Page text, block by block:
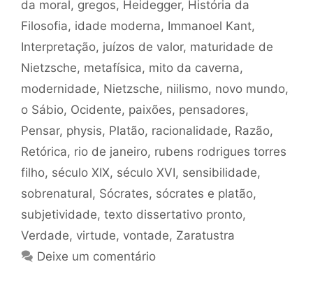
da moral, gregos, Heidegger, História da
Filosofia, idade moderna, Immanoel Kant,
Interpretação, juízos de valor, maturidade de
Nietzsche, metafísica, mito da caverna,
modernidade, Nietzsche, niilismo, novo mundo,
o Sábio, Ocidente, paixões, pensadores,
Pensar, physis, Platão, racionalidade, Razão,
Retórica, rio de janeiro, rubens rodrigues torres
filho, século XIX, século XVI, sensibilidade,
sobrenatural, Sócrates, sócrates e platão,
subjetividade, texto dissertativo pronto,
Verdade, virtude, vontade, Zaratustra
Deixe um comentário